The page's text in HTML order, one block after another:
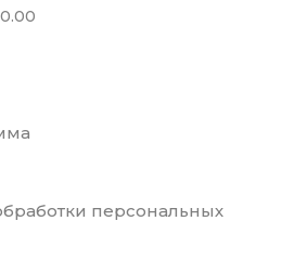
персональных